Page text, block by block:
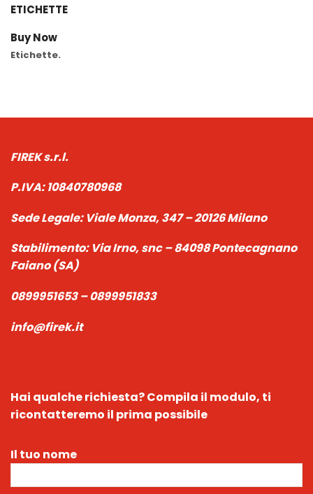
ETICHETTE
Buy Now
Etichette.
FIREK s.r.l.
P.IVA:10840780968
Sede Legale:Viale Monza, 347 – 20126 Milano
Stabilimento:Via Irno, snc – 84098 Pontecagnano
Faiano (SA)
0899951653 – 0899951833
info@firek.it
Hai qualche richiesta?Compila il modulo, ti
ricontatteremo il prima possibile
Il tuo nome